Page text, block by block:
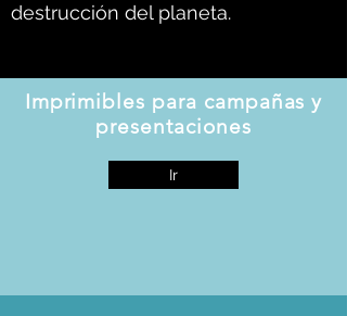
destrucción del planeta.
Imprimibles para campañas y
presentaciones
Ir